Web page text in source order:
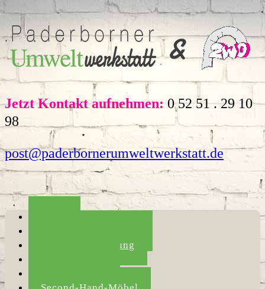
Jetzt Kontakt aufnehmen:0 52 51 . 29 10
98
post@paderbornerumweltwerkstatt.de
Haushaltsauflösung